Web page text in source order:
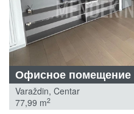
Офисное помещение
Varaždin, Centar
77,99 m2